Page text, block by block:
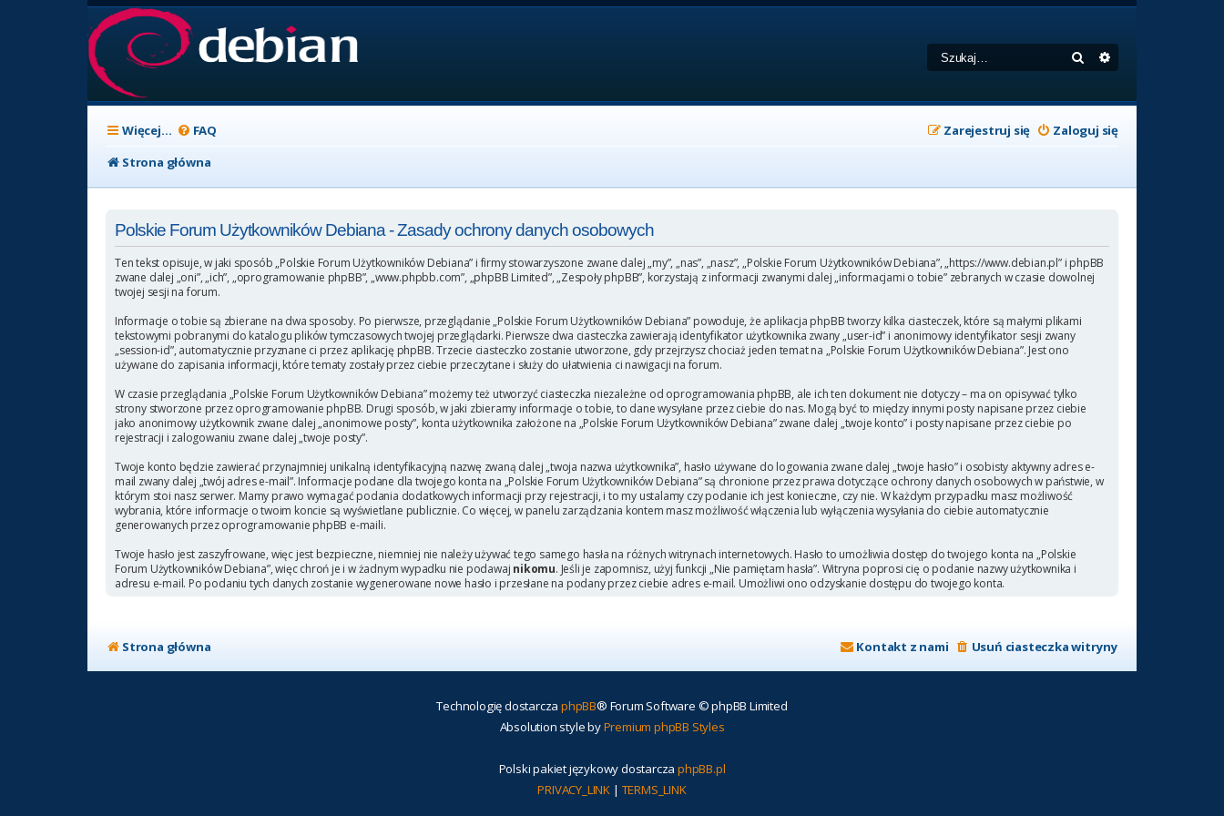
Szukaj
Więcej… FAQ Zaloguj się
Zarejestruj się
Strona główna
Polskie Forum Użytkowników Debiana - Zasady ochrony danych osobowych
Ten tekst opisuje, w jaki sposób „Polskie Forum Użytkowników Debiana” i firmy stowarzyszone zwane dalej „my”, „nas”, „nasz”, „Polskie Forum Użytkowników Debiana”, „https://www.debian.pl” i phpBB
zwane dalej „oni”, „ich”, „oprogramowanie phpBB”, „www.phpbb.com”, „phpBB Limited”, „Zespoły phpBB”, korzystają z informacji zwanymi dalej „informacjami o tobie” zebranych w czasie dowolnej
twojej sesji na forum.
Informacje o tobie są zbierane na dwa sposoby. Po pierwsze, przeglądanie „Polskie Forum Użytkowników Debiana” powoduje, że aplikacja phpBB tworzy kilka ciasteczek, które są małymi plikami
tekstowymi pobranymi do katalogu plików tymczasowych twojej przeglądarki. Pierwsze dwa ciasteczka zawierają identyfikator użytkownika zwany „user-id” i anonimowy identyfikator sesji zwany
„session-id”, automatycznie przyznane ci przez aplikację phpBB. Trzecie ciasteczko zostanie utworzone, gdy przejrzysz chociaż jeden temat na „Polskie Forum Użytkowników Debiana”. Jest ono
używane do zapisania informacji, które tematy zostały przez ciebie przeczytane i służy do ułatwienia ci nawigacji na forum.
W czasie przeglądania „Polskie Forum Użytkowników Debiana” możemy też utworzyć ciasteczka niezależne od oprogramowania phpBB, ale ich ten dokument nie dotyczy – ma on opisywać tylko
strony stworzone przez oprogramowanie phpBB. Drugi sposób, w jaki zbieramy informacje o tobie, to dane wysyłane przez ciebie do nas. Mogą być to między innymi posty napisane przez ciebie
jako anonimowy użytkownik zwane dalej „anonimowe posty”, konta użytkownika założone na „Polskie Forum Użytkowników Debiana” zwane dalej „twoje konto” i posty napisane przez ciebie po
rejestracji i zalogowaniu zwane dalej „twoje posty”.
Twoje konto będzie zawierać przynajmniej unikalną identyfikacyjną nazwę zwaną dalej „twoja nazwa użytkownika”, hasło używane do logowania zwane dalej „twoje hasło” i osobisty aktywny adres e-
mail zwany dalej „twój adres e-mail”. Informacje podane dla twojego konta na „Polskie Forum Użytkowników Debiana” są chronione przez prawa dotyczące ochrony danych osobowych w państwie, w
którym stoi nasz serwer. Mamy prawo wymagać podania dodatkowych informacji przy rejestracji, i to my ustalamy czy podanie ich jest konieczne, czy nie. W każdym przypadku masz możliwość
wybrania, które informacje o twoim koncie są wyświetlane publicznie. Co więcej, w panelu zarządzania kontem masz możliwość włączenia lub wyłączenia wysyłania do ciebie automatycznie
generowanych przez oprogramowanie phpBB e-maili.
Twoje hasło jest zaszyfrowane, więc jest bezpieczne, niemniej nie należy używać tego samego hasła na różnych witrynach internetowych. Hasło to umożliwia dostęp do twojego konta na „Polskie
Forum Użytkowników Debiana”, więc chroń je i w żadnym wypadku nie podawaj nikomu. Jeśli je zapomnisz, użyj funkcji „Nie pamiętam hasła”. Witryna poprosi cię o podanie nazwy użytkownika i
adresu e-mail. Po podaniu tych danych zostanie wygenerowane nowe hasło i przesłane na podany przez ciebie adres e-mail. Umożliwi ono odzyskanie dostępu do twojego konta.
Strona główna Usuń ciasteczka witryny
Kontakt z nami
Technologię dostarcza phpBB® Forum Software © phpBB Limited
Absolution style byPremium phpBB Styles
Polski pakiet językowy dostarcza phpBB.pl
PRIVACY_LINK | TERMS_LINK